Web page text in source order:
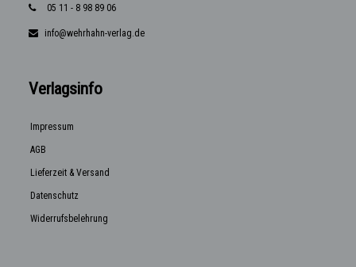
05 11 - 8 98 89 06
info@wehrhahn-verlag.de
Verlagsinfo
Impressum
AGB
Lieferzeit & Versand
Datenschutz
Widerrufsbelehrung